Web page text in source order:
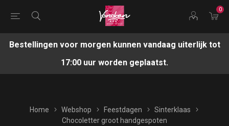
0
Bestellingen voor morgen kunnen vandaag uiterlijk tot
17:00 uur worden geplaatst.
Home Webshop Feestdagen
Sinterklaas
Chocoletter groot handgespoten